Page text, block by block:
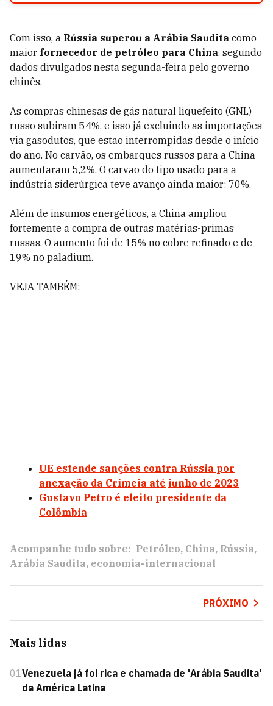
Com isso, a Rússia superou a Arábia Saudita como
maior fornecedor de petróleo para China, segundo
dados divulgados nesta segunda-feira pelo governo
chinês.
As compras chinesas de gás natural liquefeito (GNL)
russo subiram 54%, e isso já excluindo as importações
via gasodutos, que estão interrompidas desde o início
do ano. No carvão, os embarques russos para a China
aumentaram 5,2%. O carvão do tipo usado para a
indústria siderúrgica teve avanço ainda maior: 70%.
Além de insumos energéticos, a China ampliou
fortemente a compra de outras matérias-primas
russas. O aumento foi de 15% no cobre refinado e de
19% no paladium.
VEJA TAMBÉM:
UE estende sanções contra Rússia por
anexação da Crimeia até junho de 2023
Gustavo Petro é eleito presidente da
Colômbia
Acompanhe tudo sobre: Petróleo China Rússia
Arábia Saudita economia-internacional
PRÓXIMO
Mais lidas
01Venezuela já foi rica e chamada de 'Arábia Saudita'
da América Latina